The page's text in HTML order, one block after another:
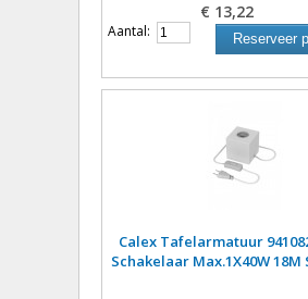
€ 13,22
Aantal: Reserveer
Calex Tafelarmatuur
Schakelaar Max.1X40W